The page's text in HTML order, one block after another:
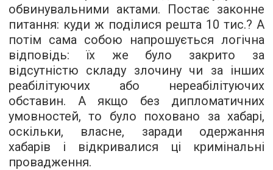
обвинувальними актами. Постає законне
питання: куди ж поділися решта 10 тис.? А
потім сама собою напрошується логічна
відповідь: їх же було закрито за
відсутністю складу злочину чи за інших
реабілітуючих або нереабілітуючих
обставин. А якщо без дипломатичних
умовностей, то було поховано за хабарі,
оскільки, власне, заради одержання
хабарів і відкривалися ці кримінальні
провадження.